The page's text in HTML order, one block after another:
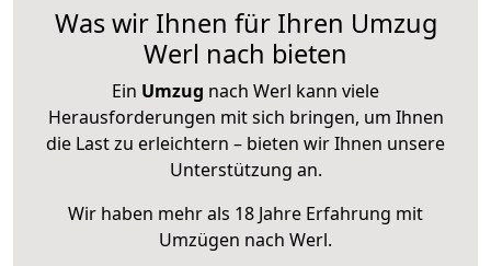
Was wir Ihnen für Ihren Umzug
Werl nach bieten
Ein Umzug nach Werl kann viele
Herausforderungen mit sich bringen, um Ihnen
die Last zu erleichtern – bieten wir Ihnen unsere
Unterstützung an.
Wir haben mehr als 18 Jahre Erfahrung mit
Umzügen nach Werl.